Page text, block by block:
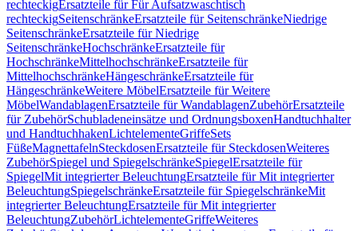
rechteckigErsatzteile für Für Aufsatzwaschtisch
rechteckigSeitenschränkeErsatzteile für SeitenschränkeNiedrige
SeitenschränkeErsatzteile für Niedrige
SeitenschränkeHochschränkeErsatzteile für
HochschränkeMittelhochschränkeErsatzteile für
MittelhochschränkeHängeschränkeErsatzteile für
HängeschränkeWeitere MöbelErsatzteile für Weitere
MöbelWandablagenErsatzteile für WandablagenZubehörErsatzteile
für ZubehörSchubladeneinsätze und OrdnungsboxenHandtuchhalter
und HandtuchhakenLichtelementeGriffeSets
FüßeMagnettafelnSteckdosenErsatzteile für SteckdosenWeiteres
ZubehörSpiegel und SpiegelschränkeSpiegelErsatzteile für
SpiegelMit integrierter BeleuchtungErsatzteile für Mit integrierter
BeleuchtungSpiegelschränkeErsatzteile für SpiegelschränkeMit
integrierter BeleuchtungErsatzteile für Mit integrierter
BeleuchtungZubehörLichtelementeGriffeWeiteres